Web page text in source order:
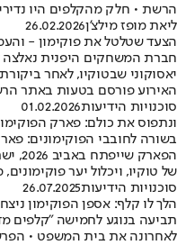
הרשת • חלק מהקלפים היו
ליאת מופז מילצ'ן26.02.2026
הצעד שטלטל את פוקימון -
חברת המשחקים היפנית נאלצה
יאסוקוני שבטוקיו, לאחר
האירוע פורסם בטעות באתר
סוכנויות הידיעות01.02.2026
ונתפוס את כולם: פארק
בשורה לחובבי הפוקימונים:
של טוקיו, ויכלול יער
סוכנויות הידיעות26.07.2025
הלך לו קלף: אספן הפוקימון
תביעה בנוגע לחמישה "קלפים
לאחרונה את בית המשפט •